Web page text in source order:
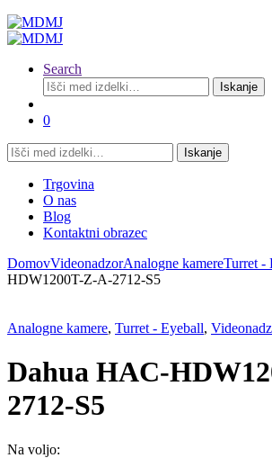
Search
Išči:
Iskanje
0
Išči:
Iskanje
Trgovina
O nas
Blog
Kontaktni obrazec
DomovVideonadzorAnalogne kamereTurret -
HDW1200T-Z-A-2712-S5
Analogne kamere, Turret - Eyeball,
Dahua HAC-
2712-S5
Na voljo: